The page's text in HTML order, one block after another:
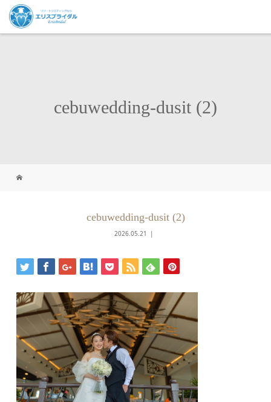
cebuwedding-dusit (2)
cebuwedding-dusit (2)
2026.05.21